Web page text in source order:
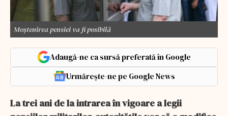
Moștenirea pensiei va fi posibilă
Adaugă-ne ca sursă preferată în Google
Urmărește-ne pe Google News
La trei ani de la intrarea în vigoare a legii